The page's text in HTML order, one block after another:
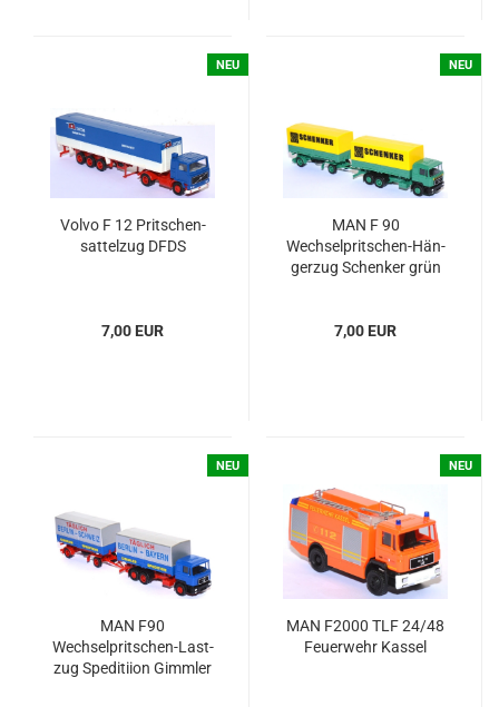
NEU
Volvo F 12 Prit­schen­
sat­tel­zug DFDS
7,00 EUR
NEU
MAN F 90
Wechselpritschen-​​​Hän­
ger­zug Schen­ker grün
7,00 EUR
NEU
MAN F90
Wechselpritschen-​​Last­
zug Spe­di­tii­on Gimm­ler
NEU
MAN F2000 TLF 24/48
Feu­er­wehr Kas­sel